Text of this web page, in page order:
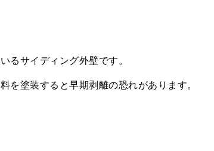
るサイディング外壁です。
を塗装すると早期剥離の恐れがあります。